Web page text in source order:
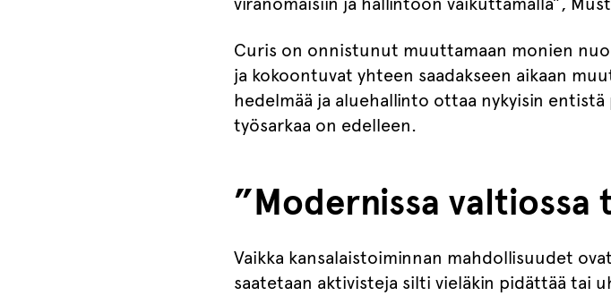
Curis on onnistunut muuttamaan monien
ja kokoontuvat yhteen saadakseen aikaan
hedelmää ja aluehallinto ottaa nykyisin
työsarkaa on edelleen.
”Modernissa
Vaikka kansalaistoiminnan mahdollisuudet
saatetaan aktivisteja silti vieläkin pidättää tai